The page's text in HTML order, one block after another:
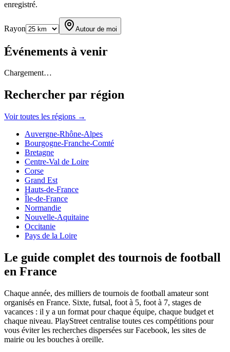
enregistré.
Rayon Autour de moi
Événements à venir
Chargement…
Rechercher par région
Voir toutes les régions →
Auvergne-Rhône-Alpes
Bourgogne-Franche-Comté
Bretagne
Centre-Val de Loire
Corse
Grand Est
Hauts-de-France
Île-de-France
Normandie
Nouvelle-Aquitaine
Occitanie
Pays de la Loire
Le guide complet des tournois de football
en France
Chaque année, des milliers de tournois de football amateur sont
organisés en France. Sixte, futsal, foot à 5, foot à 7, stages de
vacances : il y a un format pour chaque équipe, chaque budget et
chaque niveau. PlayStreet centralise toutes ces compétitions pour
vous éviter les recherches dispersées sur Facebook, les sites de
mairie ou les bouches à oreille.